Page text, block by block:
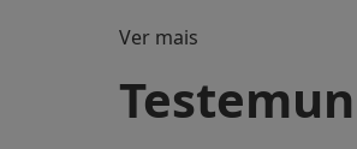
Ver mais